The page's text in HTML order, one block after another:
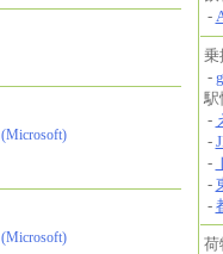
(Microsoft)
(Microsoft)